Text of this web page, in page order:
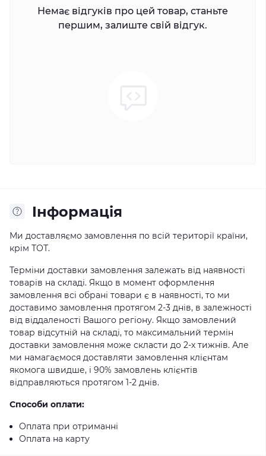
Немає відгуків про цей товар, станьте
першим, залиште свій відгук.
Iнформація
Ми доставляємо замовлення по всій території країни,
крім ТОТ.
Терміни доставки замовлення залежать від наявності
товарів на складі. Якщо в момент оформлення
замовлення всі обрані товари є в наявності, то ми
доставимо замовлення протягом 2-3 днів, в залежності
від віддаленості Вашого регіону. Якщо замовлений
товар відсутній на складі, то максимальний термін
доставки замовлення може скласти до 2-х тижнів. Але
ми намагаємося доставляти замовлення клієнтам
якомога швидше, і 90% замовлень клієнтів
відправляються протягом 1-2 днів.
Способи оплати:
Оплата при отриманні
Оплата на карту